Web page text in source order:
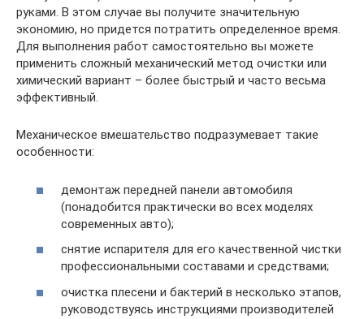
руками. В этом случае вы получите значительную
экономию, но придется потратить определенное время.
Для выполнения работ самостоятельно вы можете
применить сложный механический метод очистки или
химический вариант – более быстрый и часто весьма
эффективный.
Механическое вмешательство подразумевает такие
особенности:
демонтаж передней панели автомобиля
(понадобится практически во всех моделях
современных авто);
снятие испарителя для его качественной чистки
профессиональными составами и средствами;
очистка плесени и бактерий в несколько этапов,
руководствуясь инструкциями производителей